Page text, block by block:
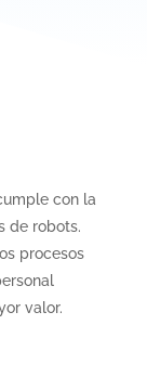
con la
de robots.
procesos
valor.